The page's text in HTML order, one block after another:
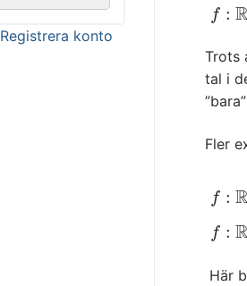
f : R
f:R⟶
Trots
tal i
”bara”
Fler
f : R
f:R⟶
f : R
f:R∖{0
Här
Registrera konto